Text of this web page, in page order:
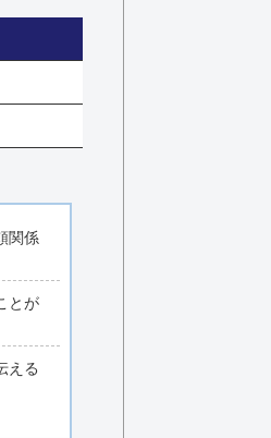
関係
とが
える